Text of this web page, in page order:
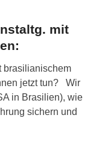
mit
brasilianischem
jetzt tun? Wir
in Brasilien), wie
sichern und